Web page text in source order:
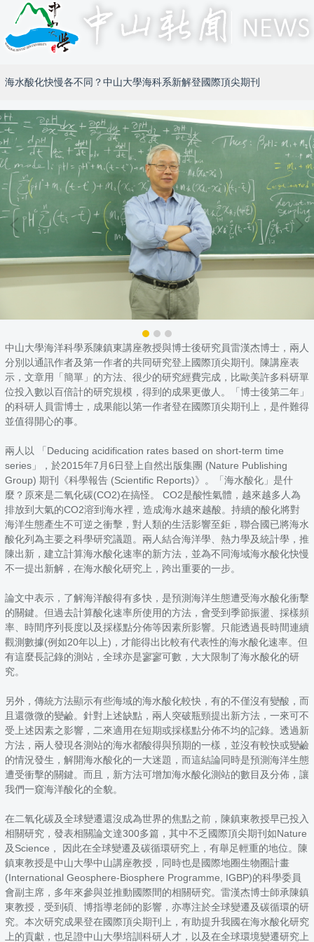
海水酸化快慢各不同？中山大學海科系新解登國際頂尖期刊
中山大學海洋科學系陳鎮東講座教授與博士後研究員雷漢杰博士，兩人
分別以通訊作者及第一作者的共同研究登上國際頂尖期刊。陳講座表
示，文章用「簡單」的方法、很少的研究經費完成，比歐美許多科研單
位投入數以百倍計的研究規模，得到的成果更傲人。「博士後第二年」
的科研人員雷博士，成果能以第一作者登在國際頂尖期刊上，是件難得
並值得開心的事。
兩人以 「Deducing acidification rates based on short-term time
series」，於2015年7月6日登上自然出版集團 (Nature Publishing
Group) 期刊《科學報告 (Scientific Reports)》。「海水酸化」是什
麼？原來是二氧化碳(CO2)在搞怪。 CO2是酸性氣體，越來越多人為
排放到大氣的CO2溶到海水裡，造成海水越來越酸。持續的酸化將對
海洋生態產生不可逆之衝擊，對人類的生活影響至鉅，聯合國已將海水
酸化列為主要之科學研究議題。兩人結合海洋學、熱力學及統計學，推
陳出新，建立計算海水酸化速率的新方法，並為不同海域海水酸化快慢
不一提出新解，在海水酸化研究上，跨出重要的一步。
論文中表示，了解海洋酸得有多快，是預測海洋生態遭受海水酸化衝擊
的關鍵。但過去計算酸化速率所使用的方法，會受到季節振盪、採樣頻
率、時間序列長度以及採樣點分佈等因素所影響。只能透過長時間連續
觀測數據(例如20年以上)，才能得出比較有代表性的海水酸化速率。但
有這麼長記錄的測站，全球亦是寥寥可數，大大限制了海水酸化的研
究。
另外，傳統方法顯示有些海域的海水酸化較快，有的不僅沒有變酸，而
且還微微的變鹼。針對上述缺點，兩人突破瓶頸提出新方法，一來可不
受上述因素之影響，二來適用在短期或採樣點分佈不均的記錄。透過新
方法，兩人發現各測站的海水都酸得與預期的一樣，並沒有較快或變鹼
的情況發生，解開海水酸化的一大迷題，而這結論同時是預測海洋生態
遭受衝擊的關鍵。而且，新方法可增加海水酸化測站的數目及分佈，讓
我們一窺海洋酸化的全貌。
在二氧化碳及全球變遷還沒成為世界的焦點之前，陳鎮東教授早已投入
相關研究，發表相關論文達300多篇，其中不乏國際頂尖期刊如Nature
及Science， 因此在全球變遷及碳循環研究上，有舉足輕重的地位。陳
鎮東教授是中山大學中山講座教授，同時也是國際地圈生物圈計畫
(International Geosphere-Biosphere Programme, IGBP)的科學委員
會副主席，多年來參與並推動國際間的相關研究。雷漢杰博士師承陳鎮
東教授，受到碩、博指導老師的影響，亦專注於全球變遷及碳循環的研
究。本次研究成果登在國際頂尖期刊上，有助提升我國在海水酸化研究
上的貢獻，也足證中山大學培訓科研人才，以及在全球環境變遷研究上